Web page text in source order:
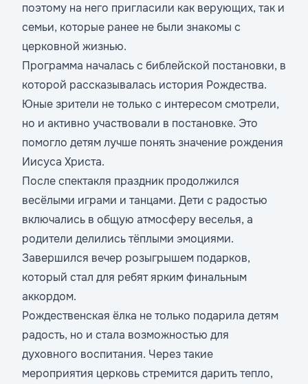
поэтому на него пригласили как верующих, так и
семьи, которые ранее не были знакомы с
церковной жизнью.
Программа началась с библейской постановки, в
которой рассказывалась история Рождества.
Юные зрители не только с интересом смотрели,
но и активно участвовали в постановке. Это
помогло детям лучше понять значение рождения
Иисуса Христа.
После спектакля праздник продолжился
весёлыми играми и танцами. Дети с радостью
включались в общую атмосферу веселья, а
родители делились тёплыми эмоциями.
Завершился вечер розыгрышем подарков,
который стал для ребят ярким финальным
аккордом.
Рождественская ёлка не только подарила детям
радость, но и стала возможностью для
духовного воспитания. Через такие
мероприятия церковь стремится дарить тепло,